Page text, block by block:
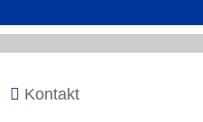
Kontakt